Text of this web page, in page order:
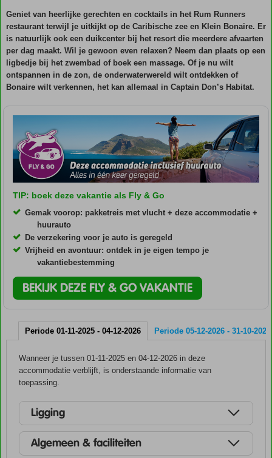
Geniet van heerlijke gerechten en cocktails in het Rum Runners
restaurant terwijl je uitkijkt op de Caribische zee en Klein Bonaire. Er
is natuurlijk ook een duikcenter bij het resort die meerdere afvaarten
per dag maakt. Wil je gewoon even relaxen? Neem dan plaats op een
ligbedje bij het zwembad of boek een massage. Of je nu wilt
ontspannen in de zon, de onderwaterwereld wilt ontdekken of
Bonaire wilt verkennen, het kan allemaal in Captain Don’s Habitat.
TIP: boek deze vakantie als Fly & Go
Gemak voorop: pakketreis met vlucht + deze accommodatie +
huurauto
De verzekering voor je auto is geregeld
Vrijheid en avontuur: ontdek in je eigen tempo je
vakantiebestemming
BEKIJK DEZE FLY & GO VAKANTIE
Periode 01-11-2025 - 04-12-2026 Periode 05-12-2026 - 31-10-2027
Wanneer je tussen 01-11-2025 en 04-12-2026 in deze
accommodatie verblijft, is onderstaande informatie van
toepassing.
Ligging
Algemeen & faciliteiten